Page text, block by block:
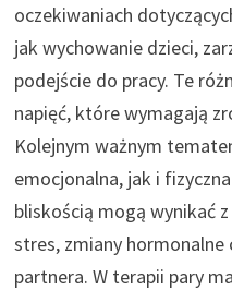
oczekiwaniach
jak wychowanie dzieci,
podejście do pracy. Te
napięć, które wymagają
Kolejnym ważnym
emocjonalna, jak i
bliskością mogą wynikać
stres, zmiany
partnera. W terapii pary